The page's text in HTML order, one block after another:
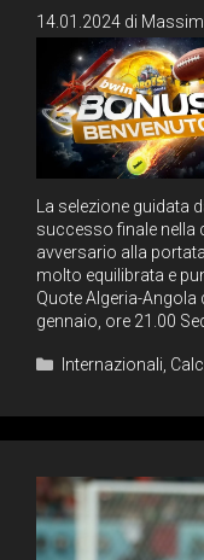
14.01.2024 di
La selezione guidata
successo finale nella
avversario alla
molto equilibrata e
Quote Algeria-Angola
gennaio, ore 21.00
Categorie
Internazionali